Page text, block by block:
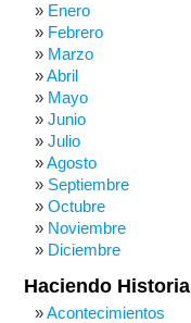
Enero
Febrero
Marzo
Abril
Mayo
Junio
Julio
Agosto
Septiembre
Octubre
Noviembre
Diciembre
Haciendo Historia
Acontecimientos